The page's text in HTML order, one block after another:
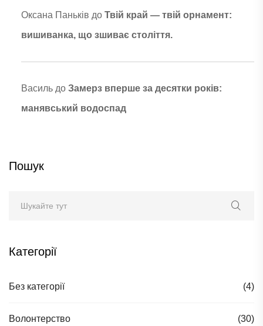
Оксана Паньків до Твій край — твій орнамент:
вишиванка, що зшиває століття.
Васильдо Замерз вперше за десятки років:
манявський водоспад
Пошук
Категорії
Без категорії (4)
Волонтерство (30)